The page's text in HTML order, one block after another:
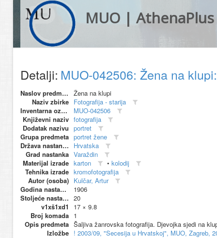
MUO | AthenaPlus
Detalji: MUO-042506: Žena na
Naslov predmeta
Žena na klupi
Naziv zbirke Fotografija - starija
Inventarna oznaka
MUO-042506
Književni naziv fotografija
Dodatak nazivu portret
Grupa predmeta portret žene
Država nastanka
Hrvatska
Grad nastanka Varaždin
Materijal izrade karton • kolodij
Tehnika izrade kromofotografija
Autor (osoba) Kulčar, Artur
Godina nastanka
1906
Stoljeće nastanka 20
v1xš1xd1
17 × 9.8
Broj komada 1
Opis predmeta Šaljiva žanrovska fotografija. Djevojka sjedi na
Izložbe ! 2003/09, "Secesija u Hrvatskoj", MUO, Zagreb,